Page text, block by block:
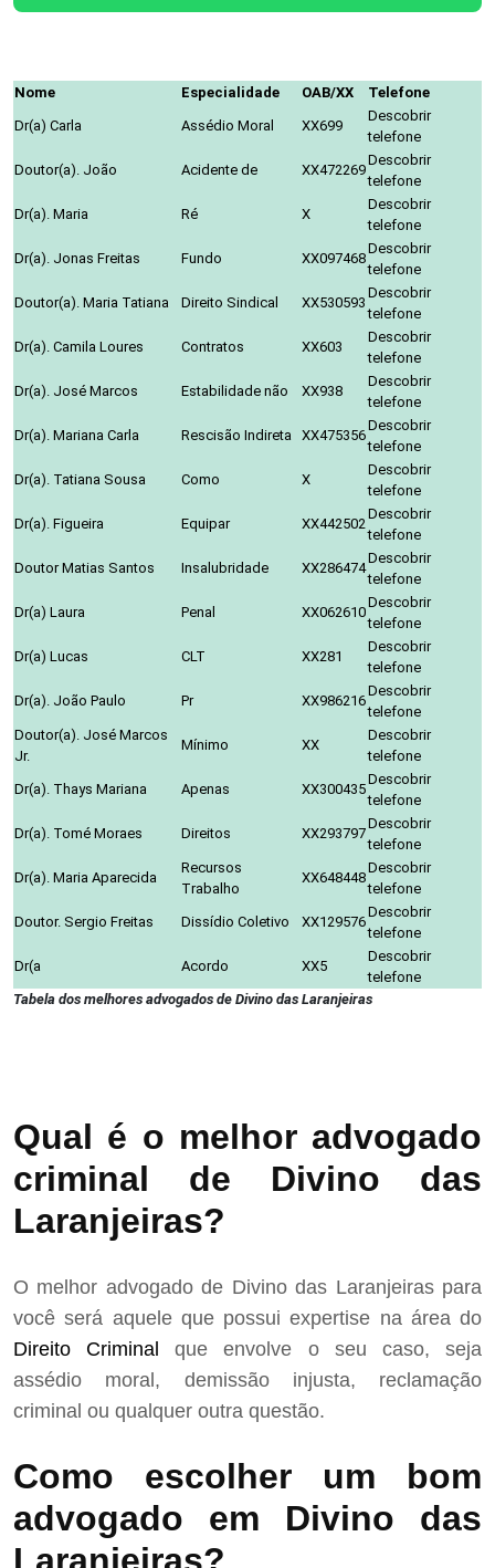
Nome Especialidade OAB/XX
Telefone
Dr(a) Carla
Assédio Moral XX699
Descobrir
telefone
Doutor(a). João
Acidente de XX472269
Descobrir
telefone
Dr(a). Maria
Ré X
Descobrir
telefone
Dr(a). Jonas Freitas
Fundo XX097468
Descobrir
telefone
Doutor(a). Maria Tatiana
Direito Sindical XX530593
Descobrir
telefone
Dr(a). Camila Loures
Contratos XX603
Descobrir
telefone
Dr(a). José Marcos
Estabilidade não XX938
Descobrir
telefone
Dr(a). Mariana Carla
Rescisão Indireta XX475356
Descobrir
telefone
Dr(a). Tatiana Sousa
Como X
Descobrir
telefone
Dr(a). Figueira
Equipar XX442502
Descobrir
telefone
Doutor Matias Santos
Insalubridade XX286474
Descobrir
telefone
Dr(a) Laura
Penal XX062610
Descobrir
telefone
Dr(a) Lucas
CLT XX281
Descobrir
telefone
Dr(a). João Paulo
Pr XX986216
Descobrir
telefone
Doutor(a). José Marcos
Jr.
Mínimo XX
Descobrir
telefone
Dr(a). Thays Mariana
Apenas XX300435
Descobrir
telefone
Dr(a). Tomé Moraes
Direitos XX293797
Descobrir
telefone
Dr(a). Maria Aparecida
Recursos
Trabalho
XX648448
Descobrir
telefone
Doutor. Sergio Freitas
Dissídio Coletivo XX129576
Descobrir
telefone
Dr(a
Acordo XX5
Descobrir
telefone
Tabela dos melhores advogados de Divino das Laranjeiras
Qual é o melhor advogado
criminal de Divino das
Laranjeiras?
O melhor advogado de Divino das Laranjeiras para
você será aquele que possui expertise na área do
Direito Criminal que envolve o seu caso, seja
assédio moral, demissão injusta, reclamação
criminal ou qualquer outra questão.
Como escolher um bom
advogado em Divino das